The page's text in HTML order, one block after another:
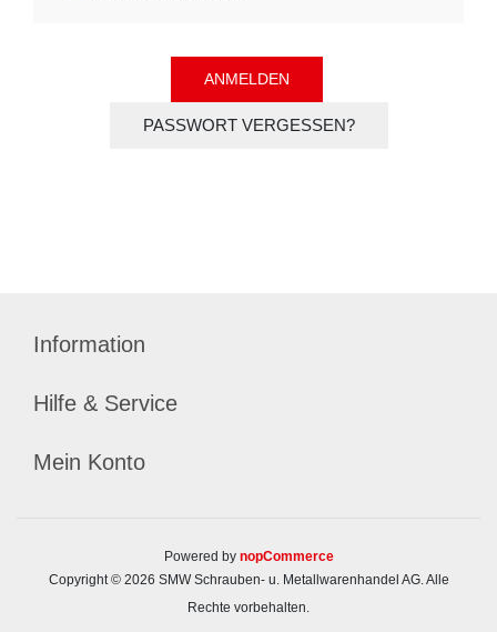
PASSWORT VERGESSEN?
Information
Hilfe & Service
Mein Konto
Powered by nopCommerce
Copyright © 2026 SMW Schrauben- u. Metallwarenhandel AG. Alle
Rechte vorbehalten.